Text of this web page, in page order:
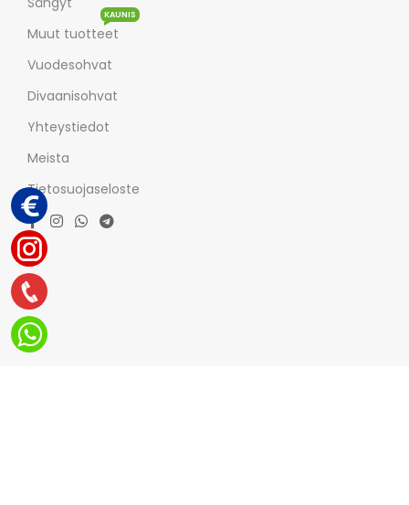
Muut tuotteet
KAUNIS
Vuodesohvat
Divaanisohvat
Yhteystiedot
Meista
Tietosuojaseloste